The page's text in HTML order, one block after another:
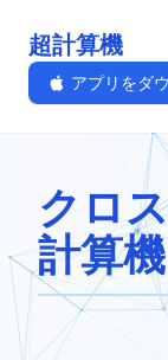
超計算機
アプリをダ
クロ
計算機